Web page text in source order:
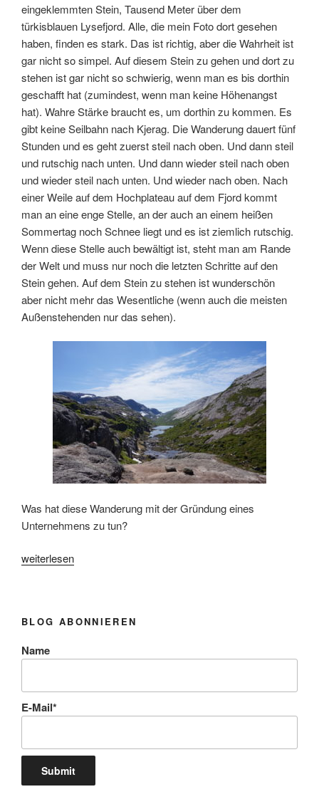
eingeklemmten Stein, Tausend Meter über dem
türkisblauen Lysefjord. Alle, die mein Foto dort gesehen
haben, finden es stark. Das ist richtig, aber die Wahrheit ist
gar nicht so simpel. Auf diesem Stein zu gehen und dort zu
stehen ist gar nicht so schwierig, wenn man es bis dorthin
geschafft hat (zumindest, wenn man keine Höhenangst
hat). Wahre Stärke braucht es, um dorthin zu kommen. Es
gibt keine Seilbahn nach Kjerag. Die Wanderung dauert fünf
Stunden und es geht zuerst steil nach oben. Und dann steil
und rutschig nach unten. Und dann wieder steil nach oben
und wieder steil nach unten. Und wieder nach oben. Nach
einer Weile auf dem Hochplateau auf dem Fjord kommt
man an eine enge Stelle, an der auch an einem heißen
Sommertag noch Schnee liegt und es ist ziemlich rutschig.
Wenn diese Stelle auch bewältigt ist, steht man am Rande
der Welt und muss nur noch die letzten Schritte auf den
Stein gehen. Auf dem Stein zu stehen ist wunderschön
aber nicht mehr das Wesentliche (wenn auch die meisten
Außenstehenden nur das sehen).
Was hat diese Wanderung mit der Gründung eines
Unternehmens zu tun?
„Jenseits
man
fast
den
berühren“
weiterlesen
BLOG ABONNIEREN
Name
E-Mail*